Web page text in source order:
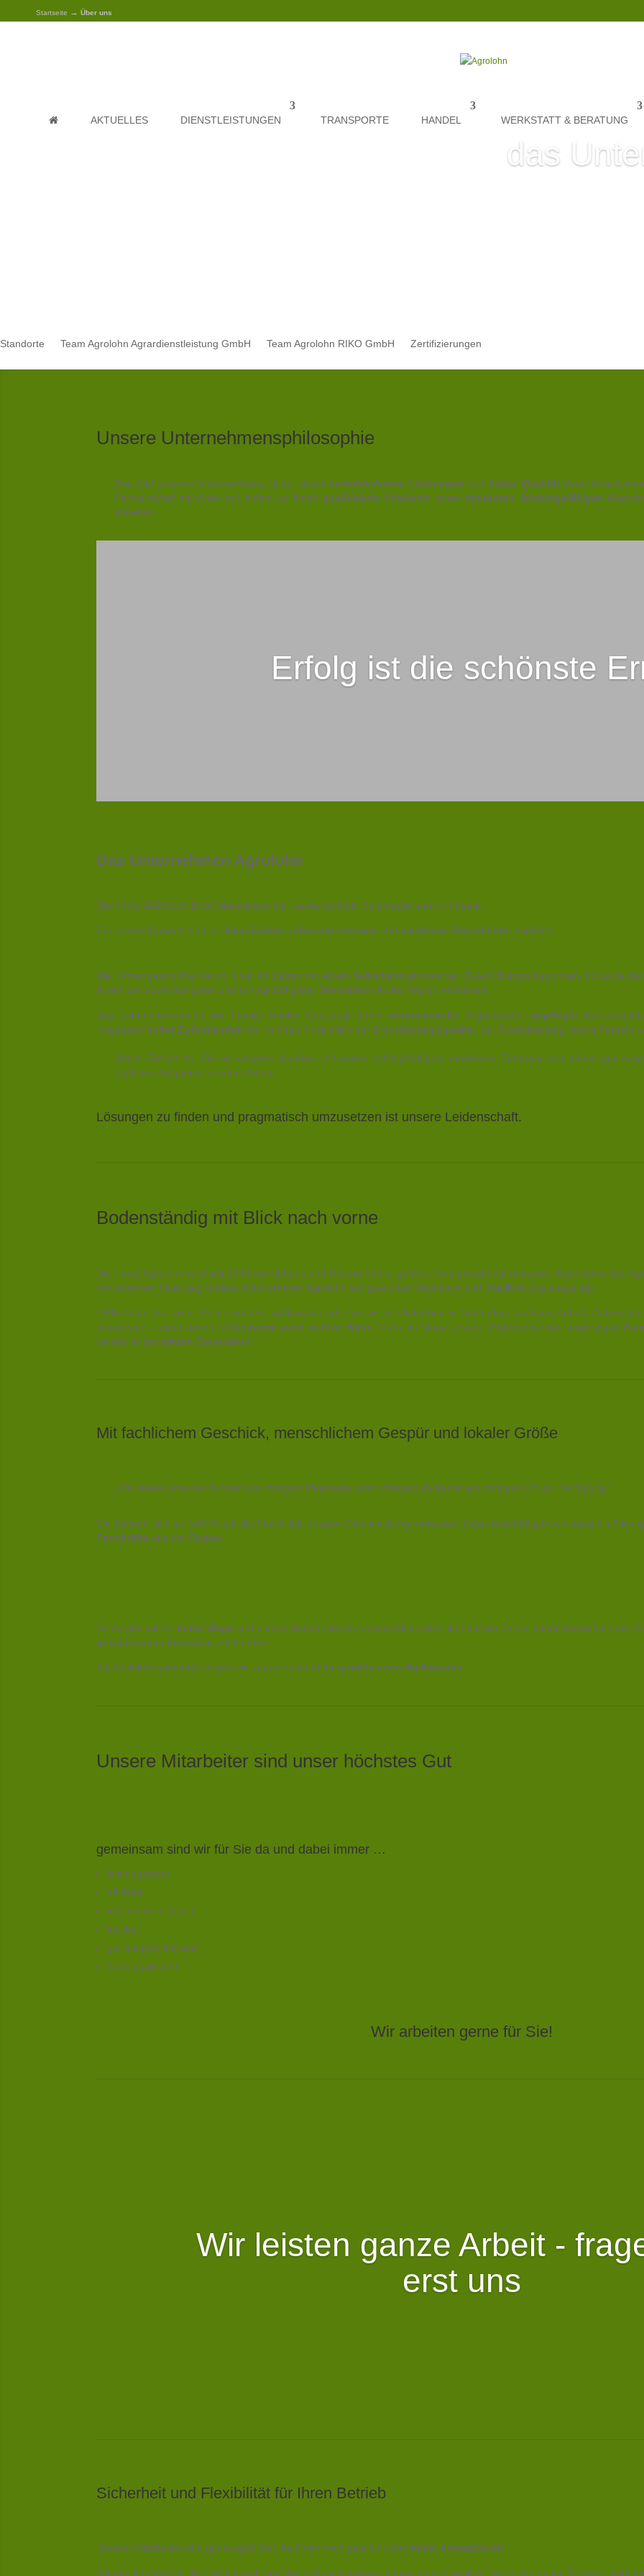
Startseite → Über uns
AKTUELLES DIENSTLEISTUNGEN TRANSPORTE HANDEL WERKSTATT & BERATUNG
das
Standorte Team Agrolohn Agrardienstleistung GmbH Team Agrolohn RIKO GmbH Zertifizierungen
Unsere Unternehmensphilosophie
Das Ziel unseres Unternehmens ist es, durch verschiedenste Leistungen von hoher QualitätIhren
Partnerschaft mit Ihnen auf, indem wir Ihnen qualifizierteMitarbeiter, einen modernen ,leistungsfähigen
anbieten.
Erfolg ist die schönste
Das Unternehmen Agrolohn
Die Firma AGROLOHN ist Dienstleister für Landwirtschaft, Bioenergie und Kommune.
Für unsere Kunden sind wir klassisches Lohnunternehmen und moderner Dienstleister zugleich.
Die Firmengeschichte hat vor über 40 Jahren mit einem Selbstfahrmähdrescher CLAAS Europa begonnen. Im Laufe
einem der zuverlässigsten und schlagkräftigsten Dienstleister in der Region entwickeln.
Das Lohnunternehmen der Familie Kobler überzeugt durch professionelle Organisation, gepflegte
insgesamt hoher Zufriedenheit der Kunden hinsichtlich der Dienstleistungsqualität, der Arbeitsleistung, sowie Kontakt
Unser Ziel ist es, Sie als unseren Kunden, mit einem schlagkräftigen, modernen Fuhrpark und einem gut
täglichen Aufgaben zu unterstützen.
Lösungen zu finden und pragmatisch umzusetzen ist unsere Leidenschaft.
Bodenständig mit Blick nach vorne
Die Firma Agrolohn wird seit 1993 von Johann und Roland Kobler geführt. Gemeinsam mit unserem Team sowie den
von unserem Vater gegründete Unternehmen Agrolohn auf gesundes Wachstum und Stabilisierung ausgelegt.
1995 folgte der erste Partnerbetrieb, mittlerweile arbeiten wir mit Betrieben in Südbaden, Sachsen Anhalt,
zusammen – einer davon ist bestimmt auch in Ihrer Nähe . Ganz im Sinne unserer Philosophie der langfristigen
bereits in der dritten Generation
Mit fachlichem Geschick, menschlichem Gespür und lokaler Größe
„Wir stellen unseren Kunden die richtigen Mitarbeiter zum richtigen Zeitpunkt am richtigen Ort zur Verfügung.“
Sie können sich zu 100 % auf die Flexibilität unserer Dienstleistung verlassen. Dazu beschäftigen wir ausschließlich
Fachkräfte aus der Region.
So sorgen wir für kurze Wege und unsere Kunden lernen unsere Mitarbeiter im Lauf der Jahre immer besser kennen.
gewachsenes Vertrauen entstanden.
Als Ausbildungsbetrieb sorgen wir zudem laufend fürqualifizierten Nachwuchs.
Unsere Mitarbeiter sind unser höchstes Gut
gemeinsam sind wir für Sie da und dabei immer …
leistungsstark
effizient
kurzfristig verfügbar
flexibel
gut ausgebildet und
hoch qualifiziert.
Wir arbeiten gerne für Sie!
Wir leisten ganze Arbeit -
erst uns
Sicherheit und Flexibilität für Ihren Betrieb
Unsere Mitarbeiter sind gut ausgebildet, fachmännisch geschult und immer einsatzbereit.
Mit uns können Sie Ihre Arbeitskraft und Ihren Maschinenpark genau dann erweitern, wenn Sie unser Personal und